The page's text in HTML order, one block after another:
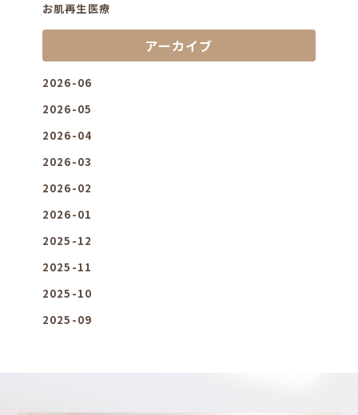
お肌再生医療
アーカイブ
2026-06
2026-05
2026-04
2026-03
2026-02
2026-01
2025-12
2025-11
2025-10
2025-09